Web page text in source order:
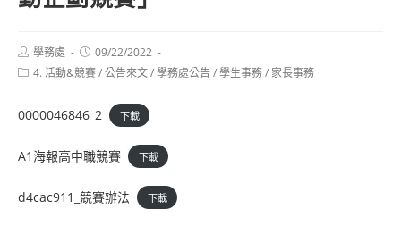
Post
author:
學務處
Post
published:
09/22/2022
Post4. 活動&競賽/公告來文/學務處公告/學生事務/ 家長事務
0000046846_2 下載
A1海報高中職競賽 下載
d4cac911_競賽辦法 下載